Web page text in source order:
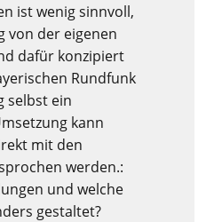
ist wenig sinnvoll,
von der eigenen
dafür konzipiert
Rundfunk
selbst ein
kann
mit den
werden.:
und welche
gestaltet?